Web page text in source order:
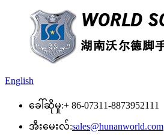
English
ခေါ်ဆိုမှု:+ 86-07311-8873952111
အီးမေးလ်:sales@hunanworld.com